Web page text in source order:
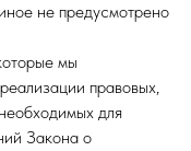
не предусмотрено
мы
правовых,
для
Закона о